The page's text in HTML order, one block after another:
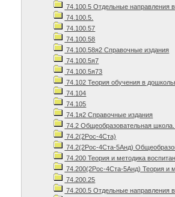
74.100.5 Отдельные направления
74.100.5.
74.100.57
74.100.58
74.100.58я2 Справочные издания
74.100.5я7
74.100.5я73
74.102 Теория обучения в
74.104
74.105
74.1я2 Справочные издания
74.2 Общеобразовательная
74.2(2Рос-4Ста)
74.2(2Рос-4Ста-5Анд)
74.200 Теория и методика
74.200(2Рос-4Ста-5Анд) Теория и
74.200.25
74.200.5 Отдельные направления